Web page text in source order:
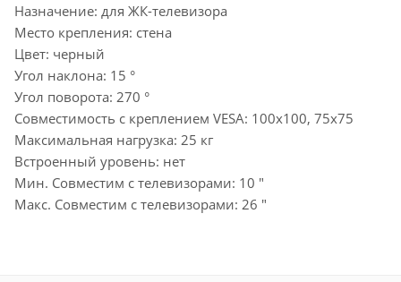
Назначение: для ЖК-телевизора
Место крепления: стена
Цвет: черный
Угол наклона: 15 °
Угол поворота: 270 °
Совместимость с креплением VESA: 100x100, 75x75
Максимальная нагрузка: 25 кг
Встроенный уровень: нет
Мин. Совместим с телевизорами: 10 "
Макс. Совместим с телевизорами: 26 "